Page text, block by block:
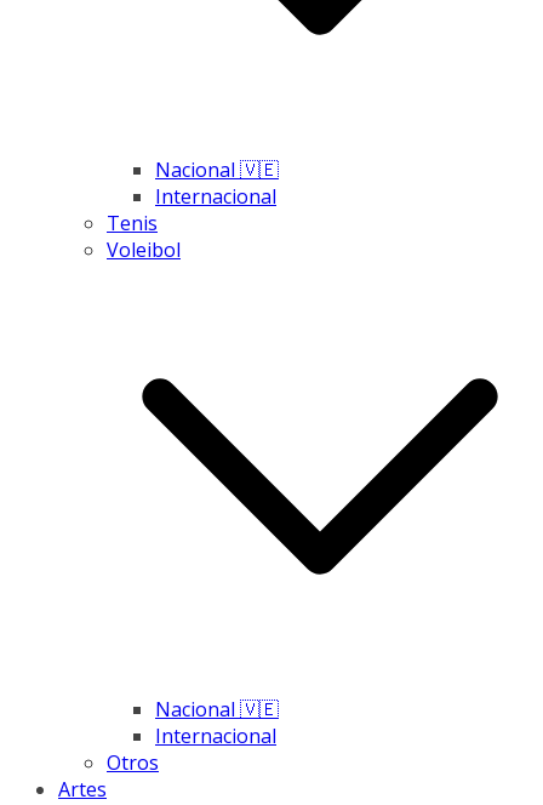
Nacional 🇻🇪
Internacional
Tenis
Voleibol
Nacional 🇻🇪
Internacional
Otros
Artes